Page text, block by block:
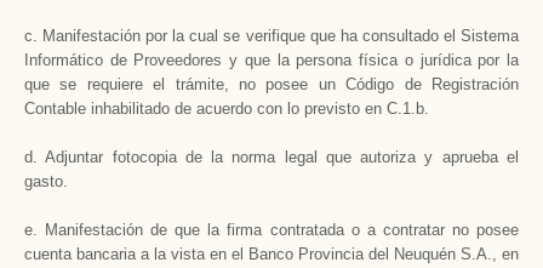
c. Manifestación por la cual se verifique que ha consultado el Sistema
Informático de Proveedores y que la persona física o jurídica por la
que se requiere el trámite, no posee un Código de Registración
Contable inhabilitado de acuerdo con lo previsto en C.1.b.
d. Adjuntar fotocopia de la norma legal que autoriza y aprueba el
gasto.
e. Manifestación de que la firma contratada o a contratar no posee
cuenta bancaria a la vista en el Banco Provincia del Neuquén S.A., en